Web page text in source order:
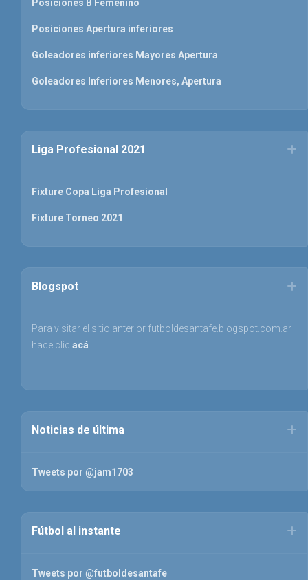
Posiciones B Femenino
Posiciones Apertura inferiores
Goleadores inferiores Mayores Apertura
Goleadores Inferiores Menores, Apertura
Liga Profesional 2021
Fixture Copa Liga Profesional
Fixture Torneo 2021
Blogspot
Para visitar el sitio anterior futboldesantafe.blogspot.com.ar
hace clic acá
Noticias de última
Tweets por @jam1703
Fútbol al instante
Tweets por @futboldesantafe